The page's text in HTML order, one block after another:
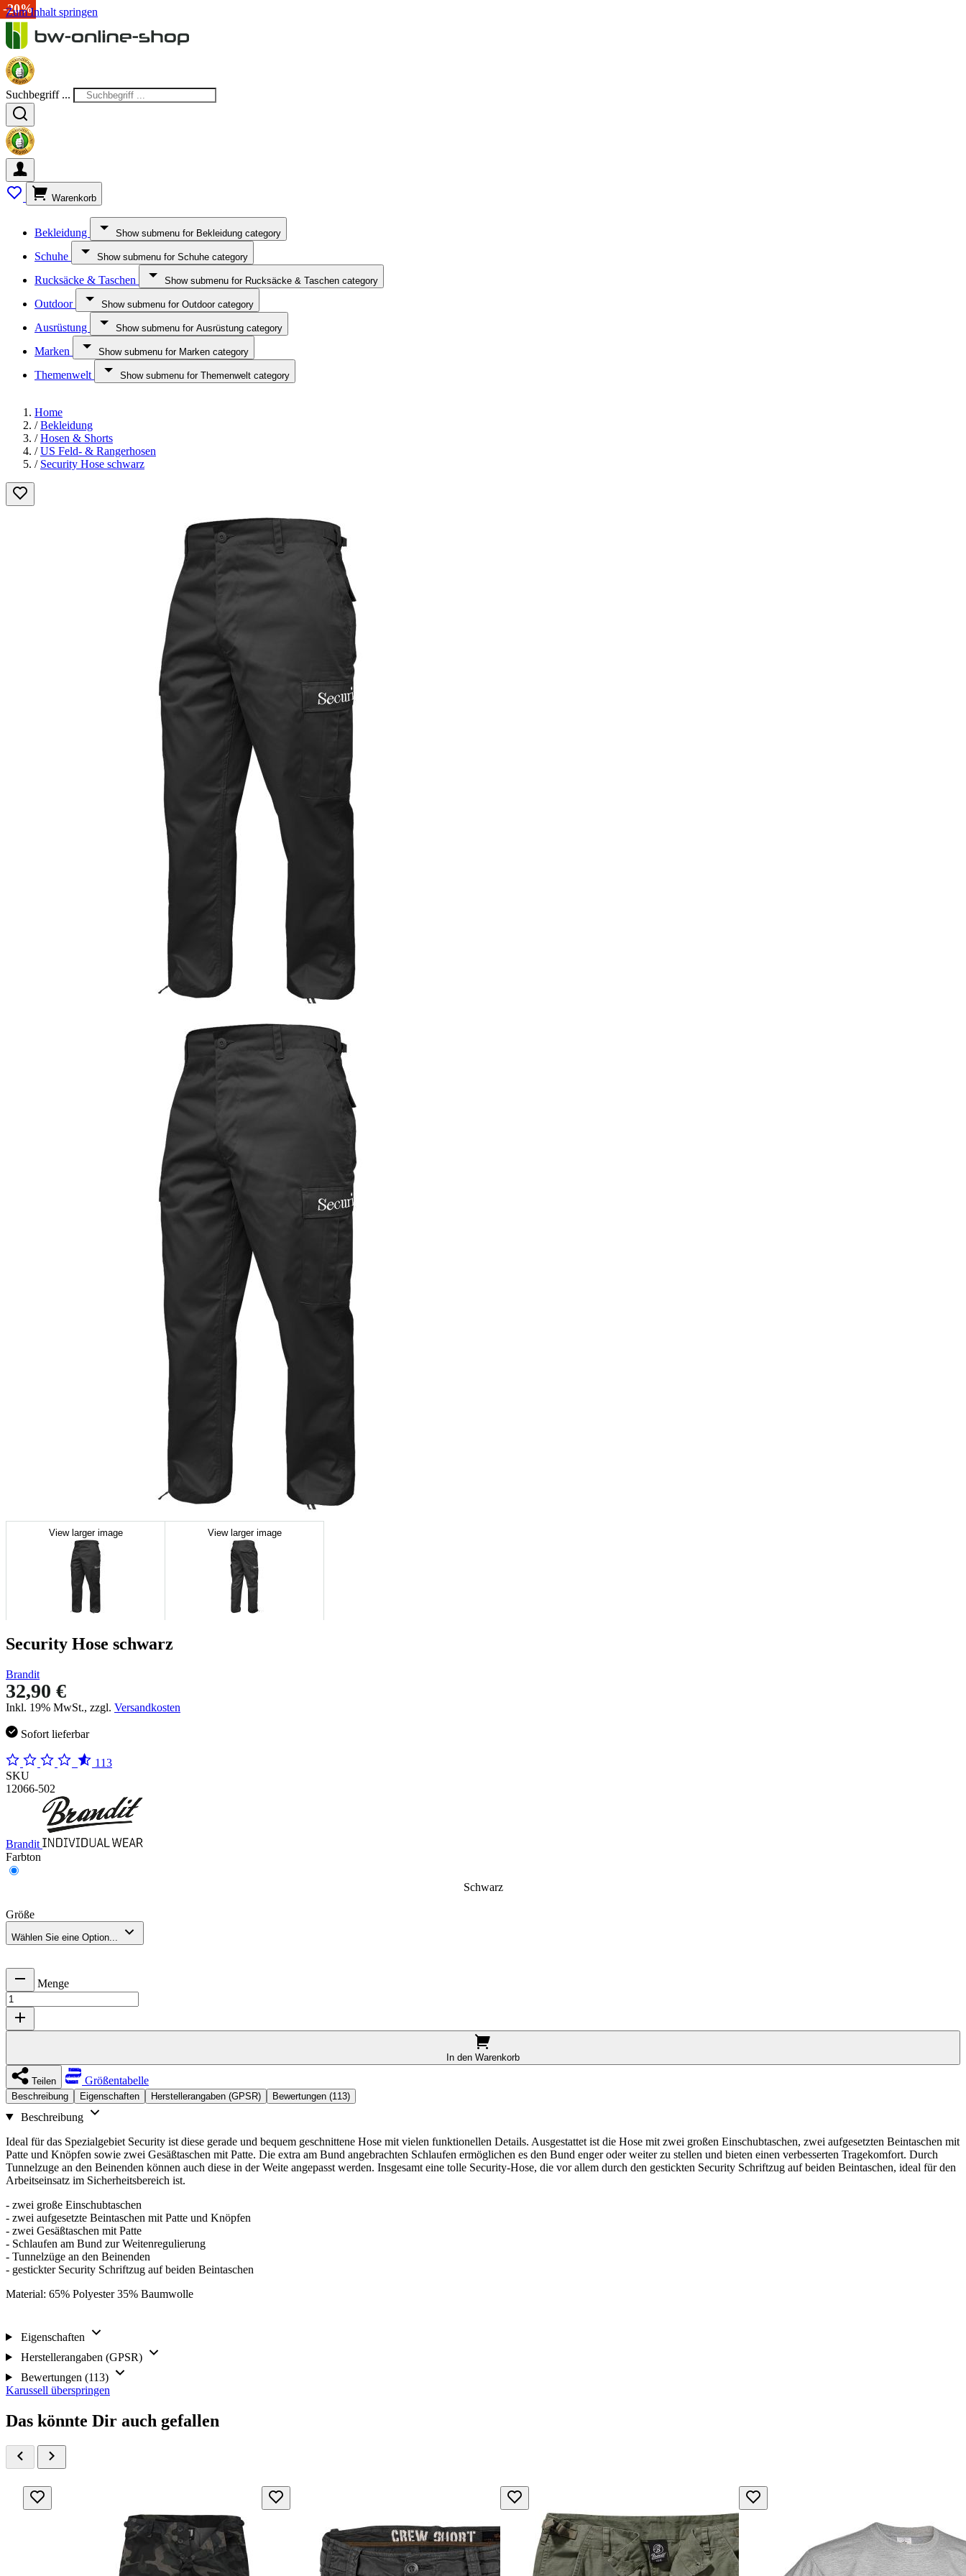
Zum Inhalt springen
Suchbegriff ...
Warenkorb
Bekleidung Show submenu for Bekleidung category
Schuhe Show submenu for Schuhe category
Rucksäcke & Taschen Show submenu for Rucksäcke & Taschen category
Outdoor Show submenu for Outdoor category
Ausrüstung Show submenu for Ausrüstung category
Marken Show submenu for Marken category
Themenwelt Show submenu for Themenwelt category
Home
/ Bekleidung
/ Hosen & Shorts
/ US Feld- & Rangerhosen
/ Security Hose schwarz
View larger image View larger image
Security Hose schwarz
Brandit
32,90 €
Inkl. 19% MwSt., zzgl. Versandkosten
Sofort lieferbar
113
SKU
12066-502
Brandit
Farbton
Schwarz
Größe
Wählen Sie eine Option...
Menge
In den Warenkorb
Teilen Größentabelle
Beschreibung Eigenschaften Herstellerangaben (GPSR) Bewertungen (113)
Beschreibung
Ideal für das Spezialgebiet Security ist diese gerade und bequem geschnittene Hose mit vielen funktionellen Details. Ausgestattet ist die Hose mit zwei großen Einschubtaschen, zwei aufgesetzten Beintaschen mit
Patte und Knöpfen sowie zwei Gesäßtaschen mit Patte. Die extra am Bund angebrachten Schlaufen ermöglichen es den Bund enger oder weiter zu stellen und bieten einen verbesserten Tragekomfort. Durch
Tunnelzuge an den Beinenden können auch diese in der Weite angepasst werden. Insgesamt eine tolle Security-Hose, die vor allem durch den gestickten Security Schriftzug auf beiden Beintaschen, ideal für den
Arbeitseinsatz im Sicherheitsbereich ist.
- zwei große Einschubtaschen
- zwei aufgesetzte Beintaschen mit Patte und Knöpfen
- zwei Gesäßtaschen mit Patte
- Schlaufen am Bund zur Weitenregulierung
- Tunnelzüge an den Beinenden
- gestickter Security Schriftzug auf beiden Beintaschen
Material: 65% Polyester 35% Baumwolle
Eigenschaften
Herstellerangaben (GPSR)
Bewertungen (113)
Karussell überspringen
Das könnte Dir auch gefallen
-15%
-20%
-20%